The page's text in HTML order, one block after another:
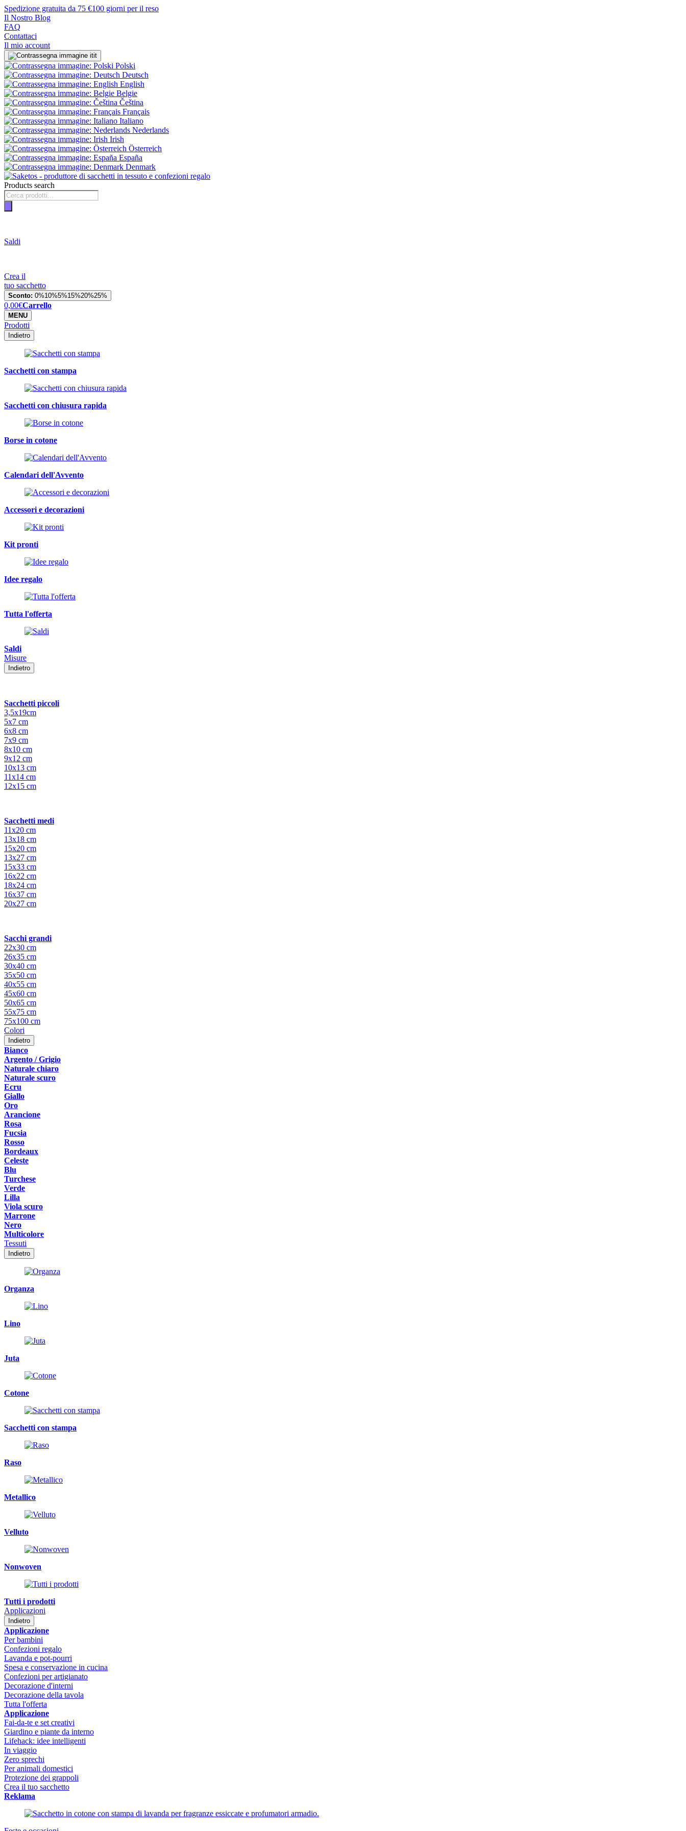
Spedizione gratuita da 75 €100 giorni per il reso
Il Nostro Blog
FAQ
Contattaci
Il mio account
it
Polski
Deutsch
English
Belgie
Čeština
Français
Italiano
Nederlands
Irish
Österreich
España
Denmark
Products search
Saldi
Crea il
tuo sacchetto
Sconto: 0%10%5%15%20%25%
0,00€Carrello
MENU
Prodotti
Indietro
Sacchetti con stampa
Sacchetti con chiusura rapida
Borse in cotone
Calendari dell'Avvento
Accessori e decorazioni
Kit pronti
Idee regalo
Tutta l'offerta
Saldi
Misure
Indietro
Sacchetti piccoli
3,5x19cm
5x7 cm
6x8 cm
7x9 cm
8x10 cm
9x12 cm
10x13 cm
11x14 cm
12x15 cm
Sacchetti medi
11x20 cm
13x18 cm
15x20 cm
13x27 cm
15x33 cm
16x22 cm
18x24 cm
16x37 cm
20x27 cm
Sacchi grandi
22x30 cm
26x35 cm
30x40 cm
35x50 cm
40x55 cm
45x60 cm
50x65 cm
55x75 cm
75x100 cm
Colori
Indietro
Bianco
Argento / Grigio
Naturale chiaro
Naturale scuro
Ecru
Giallo
Oro
Arancione
Rosa
Fucsia
Rosso
Bordeaux
Celeste
Blu
Turchese
Verde
Lilla
Viola scuro
Marrone
Nero
Multicolore
Tessuti
Indietro
Organza
Lino
Juta
Cotone
Sacchetti con stampa
Raso
Metallico
Velluto
Nonwoven
Tutti i prodotti
Applicazioni
Indietro
Applicazione
Per bambini
Confezioni regalo
Lavanda e pot-pourri
Spesa e conservazione in cucina
Confezioni per artigianato
Decorazione d'interni
Decorazione della tavola
Tutta l'offerta
Applicazione
Fai-da-te e set creativi
Giardino e piante da interno
Lifehack: idee intelligenti
In viaggio
Zero sprechi
Per animali domestici
Protezione dei grappoli
Crea il tuo sacchetto
Reklama